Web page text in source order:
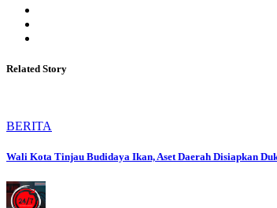
Related Story
BERITA
Wali Kota Tinjau Budidaya Ikan, Aset Daerah Disiapkan